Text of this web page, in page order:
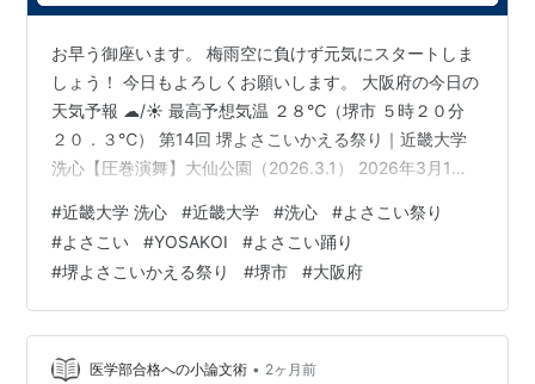
2004年 - 法科大学院を設置。九州工学部を産業理工
学部に改組
2005年 - 工業技術研究科をシステム工学研究科に改
組
2010年 - 総合社会学部設置
2011年 - 理工学部建築学科を改組し、建築学部を東
大阪キャンパスに設置
学部・キャンパス
（2014年現在）
東大阪キャンパス（本部、大阪府東大阪市小若江3-4-
お早う御座います。 梅雨空に負けず元気にスタートしま
しょう！ 今日もよろしくお願いします。 大阪府の今日の
天気予報 ☁/☀ 最高予想気温 ２８℃（堺市 ５時２０分
２０．３℃） 第14回 堺よさこいかえる祭り｜近畿大学
洗心【圧巻演舞】大仙公園（2026.3.1） 2026年3月1
る祭り。 近畿大学 洗心の迫力ある演舞をお届けします。
力強さと美しさが融合したステージをぜひご覧くださ
い。 📍開催地：大仙公園（大阪府堺市） 📅撮影日：
2026年3月1日 チャンネル登録・高評価よろしくお願い
します。
#近畿大学 洗心 #近畿大学 #洗心 #よさこい祭り
#よさこい #YOSAKOI #よさこい踊り
#堺よさこいかえる祭り #堺市 #大阪府
医学部合格への小論文術 • 2ヶ月前